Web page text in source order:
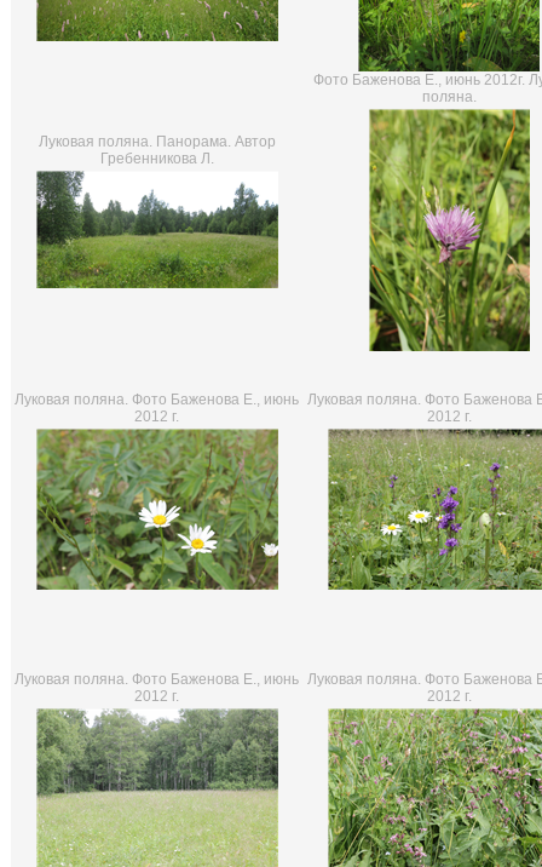
Луковая поляна. Панорама. Автор
Гребенникова Л.
Фото Баженова Е., июнь 2012г.
поляна.
Луковая поляна. Фото Баженова Е., июнь
2012 г.
Луковая поляна. Фото Баженова
2012 г.
Луковая поляна. Фото Баженова Е., июнь
2012 г.
Луковая поляна. Фото Баженова
2012 г.